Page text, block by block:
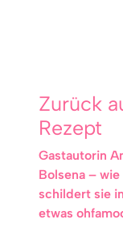
Zurück
Rezept
Gastautorin
Bolsena –
schildert sie
etwas